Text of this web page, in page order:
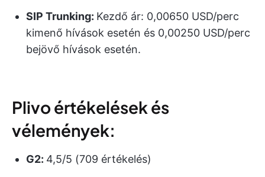
SIP Trunking: Kezdő ár: 0,00650 USD/perc
kimenő hívások esetén és 0,00250 USD/perc
bejövő hívások esetén.
Plivo értékelések és
vélemények:
G2: 4,5/5 (709 értékelés)